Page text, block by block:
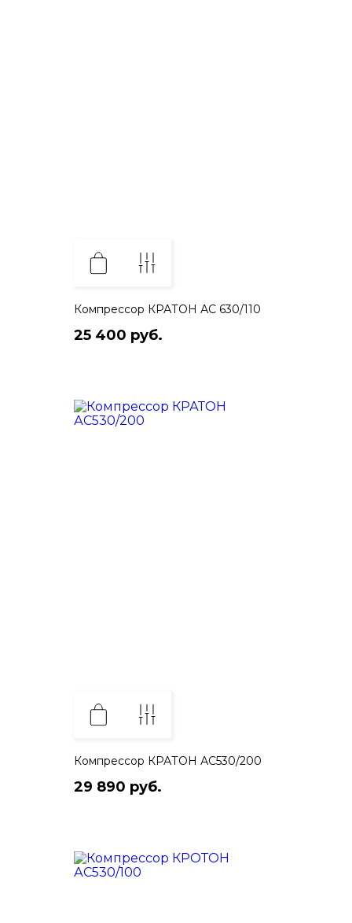
Компрессор КРАТОН АС 630/110
25 400 руб.
Компрессор КРАТОН АС530/200
29 890 руб.